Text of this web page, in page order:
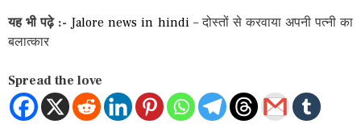
यह भी पढ़े :- Jalore news in hindi– दोस्तों से करवाया अपनी पत्नी का
बलात्कार
Spread the love